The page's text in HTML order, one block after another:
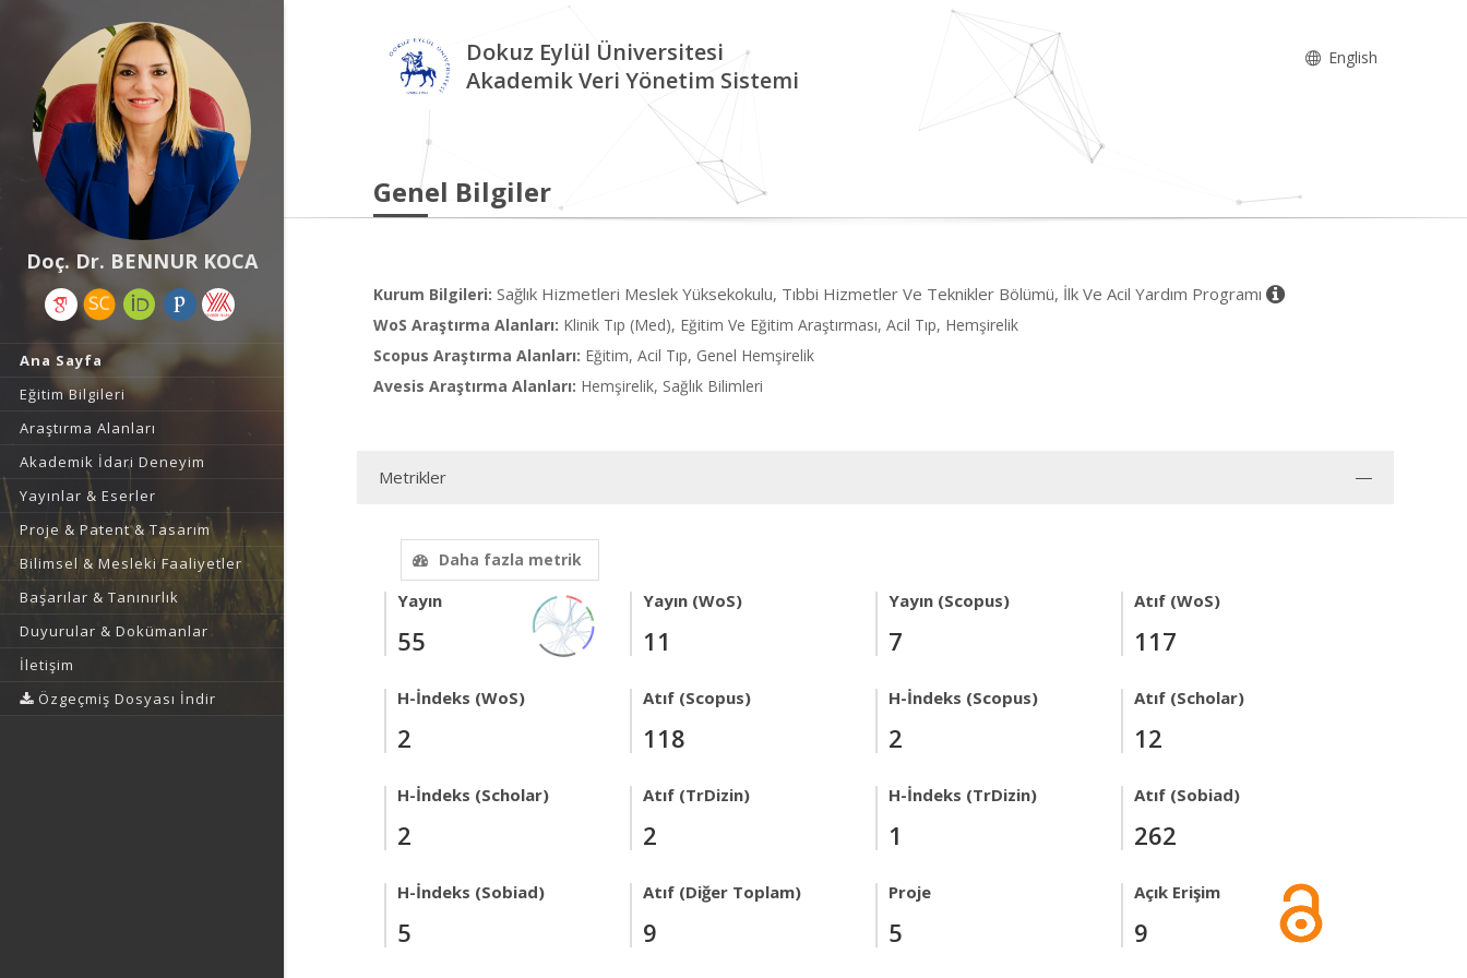
Doç. Dr. BENNUR KOCA
Ana Sayfa
Eğitim Bilgileri
Araştırma Alanları
Akademik İdari Deneyim
Yayınlar & Eserler
Proje & Patent & Tasarım
Bilimsel & Mesleki Faaliyetler
Başarılar & Tanınırlık
Duyurular & Dokümanlar
İletişim
Özgeçmiş Dosyası İndir
Dokuz Eylül Üniversitesi
Akademik Veri Yönetim Sistemi
English
Genel Bilgiler
Kurum Bilgileri: Sağlık Hizmetleri Meslek Yüksekokulu, Tıbbi Hizmetler Ve Teknikler Bölümü, İlk Ve Acil Yardım Programı
WoS Araştırma Alanları: Klinik Tıp (Med), Eğitim Ve Eğitim Araştırması, Acil Tıp, Hemşirelik
Scopus Araştırma Alanları: Eğitim, Acil Tıp, Genel Hemşirelik
Avesis Araştırma Alanları: Hemşirelik, Sağlık Bilimleri
Metrikler
Daha fazla metrik
Yayın
55
Yayın (WoS)
11
Yayın (Scopus)
7
Atıf (WoS)
117
H-İndeks (WoS)
2
Atıf (Scopus)
118
H-İndeks (Scopus)
2
Atıf (Scholar)
12
H-İndeks (Scholar)
2
Atıf (TrDizin)
2
H-İndeks (TrDizin)
1
Atıf (Sobiad)
262
H-İndeks (Sobiad)
5
Atıf (Diğer Toplam)
9
Proje
5
Açık Erişim
9